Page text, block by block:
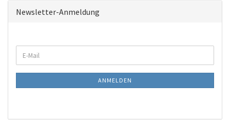
Newsletter-Anmeldung
ZUR
NEWSLETTER-
E-
Mail
ANMELDEN